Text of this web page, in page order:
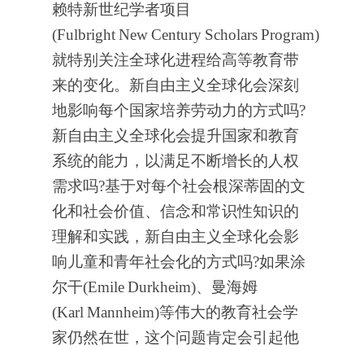
赖特新世纪学者项目
(FulbrightNewCentury ScholarsProgram)
就特别关注全球化进程给高等教育带
来的变化。新自由主义全球化会深刻
地影响每个国家培养劳动力的方式吗?
新自由主义全球化会提升国家和教育
系统的能力，以满足不断增长的人权
需求吗?基于对每个社会根深蒂固的文
化和社会价值、信念和常识性知识的
理解和实践，新自由主义全球化会影
响儿童和青年社会化的方式吗?如果涂
尔干(EmileDurkheim)、曼海姆
(Karl Mannheim)等伟大的教育社会学
家仍然在世，这个问题肯定会引起他